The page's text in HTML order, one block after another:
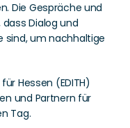
Die Gespräche und
Dialog und
sind, um nachhaltige
Hessen (EDITH)
und Partnern für
Tag.